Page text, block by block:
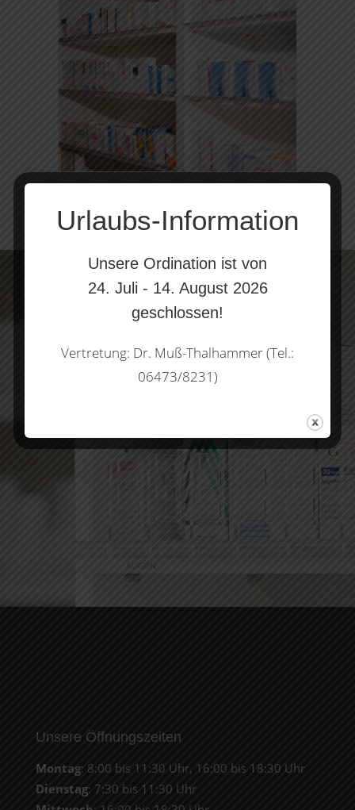
Unsere Öffnungszeiten
Montag: 8:00 bis 11:30 Uhr, 16:00 bis 18:30 Uhr
Dienstag: 7:30 bis 11:30 Uhr
Urlaubs-Information
Unsere Ordination ist von
24. Juli - 14. August 2026
geschlossen!
Vertretung: Dr. Muß-Thalhammer (Tel.:
06473/8231)